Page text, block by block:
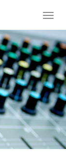
T
o
g
g
l
e
n
a
v
i